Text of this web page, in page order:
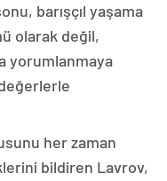
barışçıl yaşama
olarak değil,
yorumlanmaya
değerlerle
her zaman
bildiren Lavrov,